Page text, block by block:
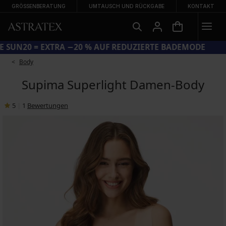
GRÖSSENBERATUNG UMTAUSCH UND RÜCKGABE KONTAKT
CODE SUN20 = EXTRA −20 % AUF REDUZIERTE BADEMODE
Body
Supima Superlight Damen-Body
5 1 Bewertungen